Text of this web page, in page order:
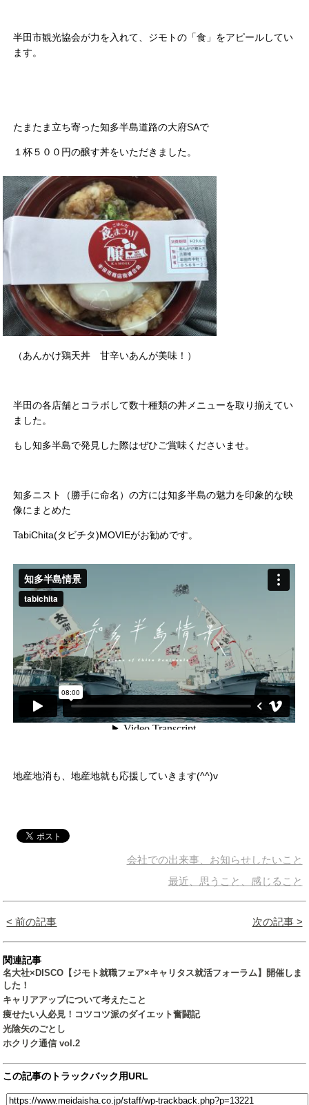
半田市観光協会が力を入れて、ジモトの「食」をアピールしてい
ます。
たまたま立ち寄った知多半島道路の大府SAで
１杯５００円の醸す丼をいただきました。
（あんかけ鶏天丼 甘辛いあんが美味！）
半田の各店舗とコラボして数十種類の丼メニューを取り揃えてい
ました。
もし知多半島で発見した際はぜひご賞味くださいませ。
知多ニスト（勝手に命名）の方には知多半島の魅力を印象的な映
像にまとめた
TabiChita(タビチタ)MOVIEがお勧めです。
地産地消も、地産地就も応援していきます(^^)v
会社での出来事、お知らせしたいこと
最近、思うこと、感じること
< 前の記事 次の記事 >
関連記事
名大社×DISCO【ジモト就職フェア×キャリタス就活フォーラム】開催しま
した！
キャリアアップについて考えたこと
痩せたい人必見！コツコツ派のダイエット奮闘記
光陰矢のごとし
ホクリク通信 vol.2
この記事のトラックバック用URL